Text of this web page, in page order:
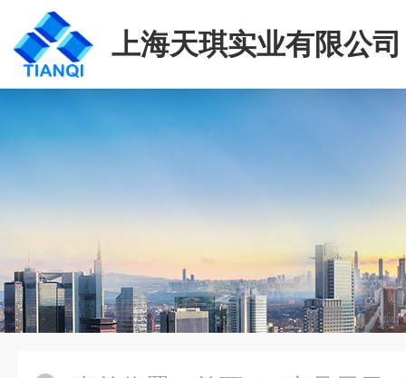
上海天琪实业有限公司